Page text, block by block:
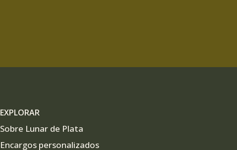
EXPLORAR
Sobre Lunar de Plata
Encargos personalizados